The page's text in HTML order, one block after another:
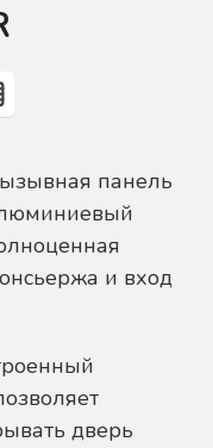
панель
и вход
дверь